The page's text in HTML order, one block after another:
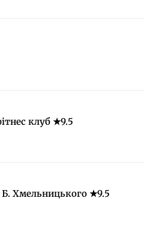
клуб ★9.5
Хмельницького ★9.5